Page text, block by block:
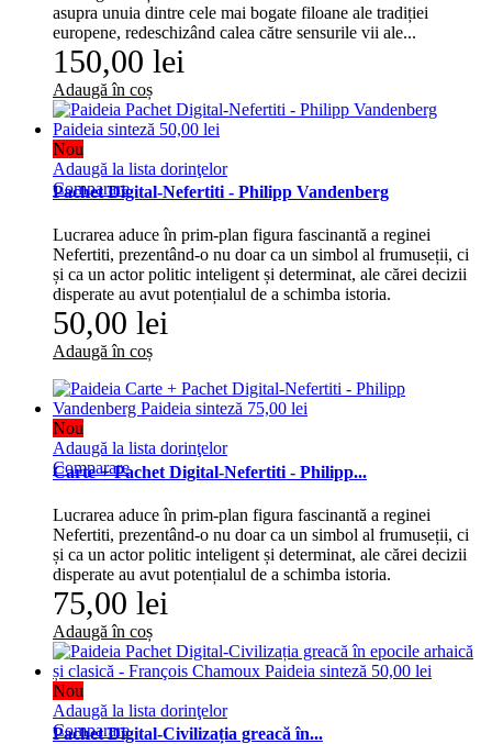
asupra unuia dintre cele mai bogate filoane ale tradiției
europene, redeschizând calea către sensurile vii ale...
150,00 lei
Adaugă în coș
Nou
Adaugă la lista dorinţelor
Comparare
Pachet Digital-Nefertiti - Philipp Vandenberg
Lucrarea aduce în prim-plan figura fascinantă a reginei
Nefertiti, prezentând-o nu doar ca un simbol al frumuseții, ci
și ca un actor politic inteligent și determinat, ale cărei decizii
disperate au avut potențialul de a schimba istoria.
50,00 lei
Adaugă în coș
Nou
Adaugă la lista dorinţelor
Comparare
Carte + Pachet Digital-Nefertiti - Philipp...
Lucrarea aduce în prim-plan figura fascinantă a reginei
Nefertiti, prezentând-o nu doar ca un simbol al frumuseții, ci
și ca un actor politic inteligent și determinat, ale cărei decizii
disperate au avut potențialul de a schimba istoria.
75,00 lei
Adaugă în coș
Nou
Adaugă la lista dorinţelor
Comparare
Pachet Digital-Civilizația greacă în...